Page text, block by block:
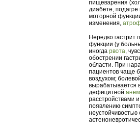
пищеварения
диабете,
моторной
изменения,
Нередко
функции (у
иногда рвота,
обострении
области. При
пациентов чаще
воздухом;
вырабатывается
дефицитной
расстройствами
появлению
неустойчивостью